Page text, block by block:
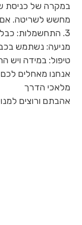
במקרה של כניסת
מחשש לשריטה. אם
3. התחשמלות: כבלים חשופים ושימוש בכבל מאריך מעלים את הסיכון להתחשמלות.
מניעה: נשתמש
טיפול: במידה ויש
אנחנו מאחלים
מלאכי הדרך
אהבתם ורוצים